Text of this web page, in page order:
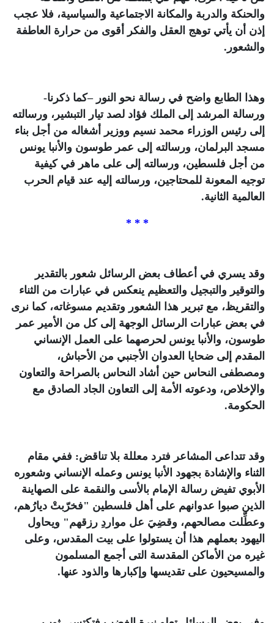
والحنكة والدربة والمكانة الاجتماعية والسياسية، فلا عجب
إذن أن يأتي توهج العقل والفكر أقوى من حرارة العاطفة
والشعور.
وهذا الطابع واضح في رسالة نحو النور –كما ذكرنا-
ورسالة المرشد إلى الملك فؤاد لصد تيار التبشير، ورسالته
إلى رئيس الوزراء محمد نسيم ووزير أشغاله من أجل بناء
مسجد البرلمان، ورسالته إلى عمر طوسون والأنبا يونس
من أجل فلسطين، ورسالته إلى على ماهر في كيفية
توجيه المعونة للمحتاجين، ورسالته إليه عند قيام الحرب
العالمية الثانية.
* * *
وقد يسري في أعطاف بعض الرسائل شعور بالتقدير
والتوقير والتبجيل والتعظيم ينعكس في عبارات من الثناء
والتقريظ، مع تبرير هذا الشعور وتقديم مسوغاته، كما نرى
في بعض عبارات الرسائل الوجهة إلى كل من الأمير عمر
طوسون، والأنبا يونس لحرصهما على العمل الإنساني
المقدم إلى ضحايا العدوان الأجنبي من الأحباش،
ومصطفى النحاس حين أشاد النحاس بالصراحة والتعاون
والإخلاص، ودعوته الأمة إلى التعاون الجاد الصادق مع
الحكومة.
وقد تتداعى المشاعر فترد معللة بلا تناقض: ففي مقام
الثناء والإشادة بجهود الأنبا يونس وعمله الإنساني وشعوره
الأبوي تفيض رسالة الإمام بالأسى والنقمة على الصهاينة
الذين صبوا عدوانهم على أهل فلسطين "فخرّبتْ ديارُهم،
وعطِّلت مصالحهم، وقضِيَ عل مواردِ رزقهم" ويحاول
اليهود بعملهم هذا أن يستولوا على بيت المقدس، وعلى
غيره من الأماكن المقدسة التى أجمع المسلمون
والمسيحيون على تقديسها وإكبارها والذود عنها.